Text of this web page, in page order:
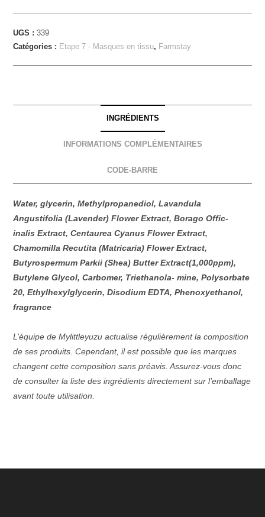
UGS :339
Catégories : Etape 7 - Masques en tissu, Farmstay
INGRÉDIENTS
INFORMATIONS COMPLÉMENTAIRES
CODE-BARRE
Water, glycerin, Methylpropanediol, Lavandula
Angustifolia (Lavender) Flower Extract, Borago Offic-
inalis Extract, Centaurea Cyanus Flower Extract,
Chamomilla Recutita (Matricaria) Flower Extract,
Butyrospermum Parkii (Shea) Butter Extract(1,000ppm),
Butylene Glycol, Carbomer, Triethanola- mine, Polysorbate
20, Ethylhexylglycerin, Disodium EDTA, Phenoxyethanol,
fragrance
L’équipe de Mylittleyuzu actualise régulièrement la composition
de ses produits. Cependant, il est possible que les marques
changent cette composition sans préavis. Assurez-vous donc
de consulter la liste des ingrédients directement sur l’emballage
avant toute utilisation.